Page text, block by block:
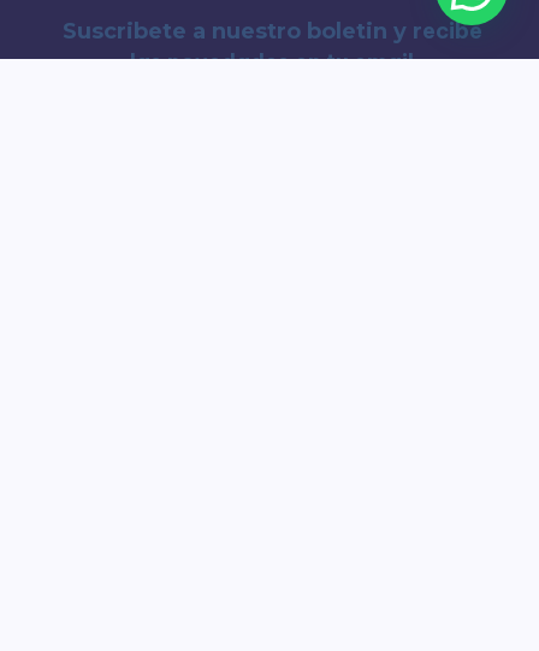
Suscribete a nuestro boletin y recibe
las novedades en tu email